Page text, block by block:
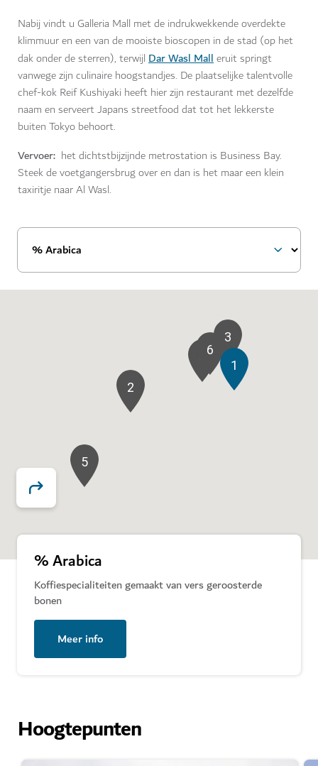
Nabij vindt u Galleria Mall met de indrukwekkende overdekte
klimmuur en een van de mooiste bioscopen in de stad (op het
dak onder de sterren), terwijl Dar Wasl Malleruit springt
vanwege zijn culinaire hoogstandjes. De plaatselijke talentvolle
chef-kok Reif Kushiyaki heeft hier zijn restaurant met dezelfde
naam en serveert Japans streetfood dat tot het lekkerste
buiten Tokyo behoort.
Vervoer: het dichtstbijzijnde metrostation is Business Bay.
Steek de voetgangersbrug over en dan is het maar een klein
taxiritje naar Al Wasl.
1
2
3
5
6
% Arabica
Koffiespecialiteiten gemaakt van vers geroosterde
bonen
Meer info
Hoogtepunten